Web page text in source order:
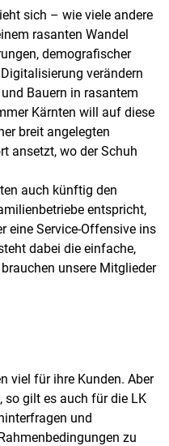
sich – wie viele andere
rasanten Wandel
demografischer
verändern
Bauern in rasantem
Kärnten will auf diese
breit angelegten
ansetzt, wo der Schuh
auch künftig den
entspricht,
eine Service-Offensive ins
dabei die einfache,
unsere Mitglieder
viel für ihre Kunden. Aber
gilt es auch für die LK
und
zu